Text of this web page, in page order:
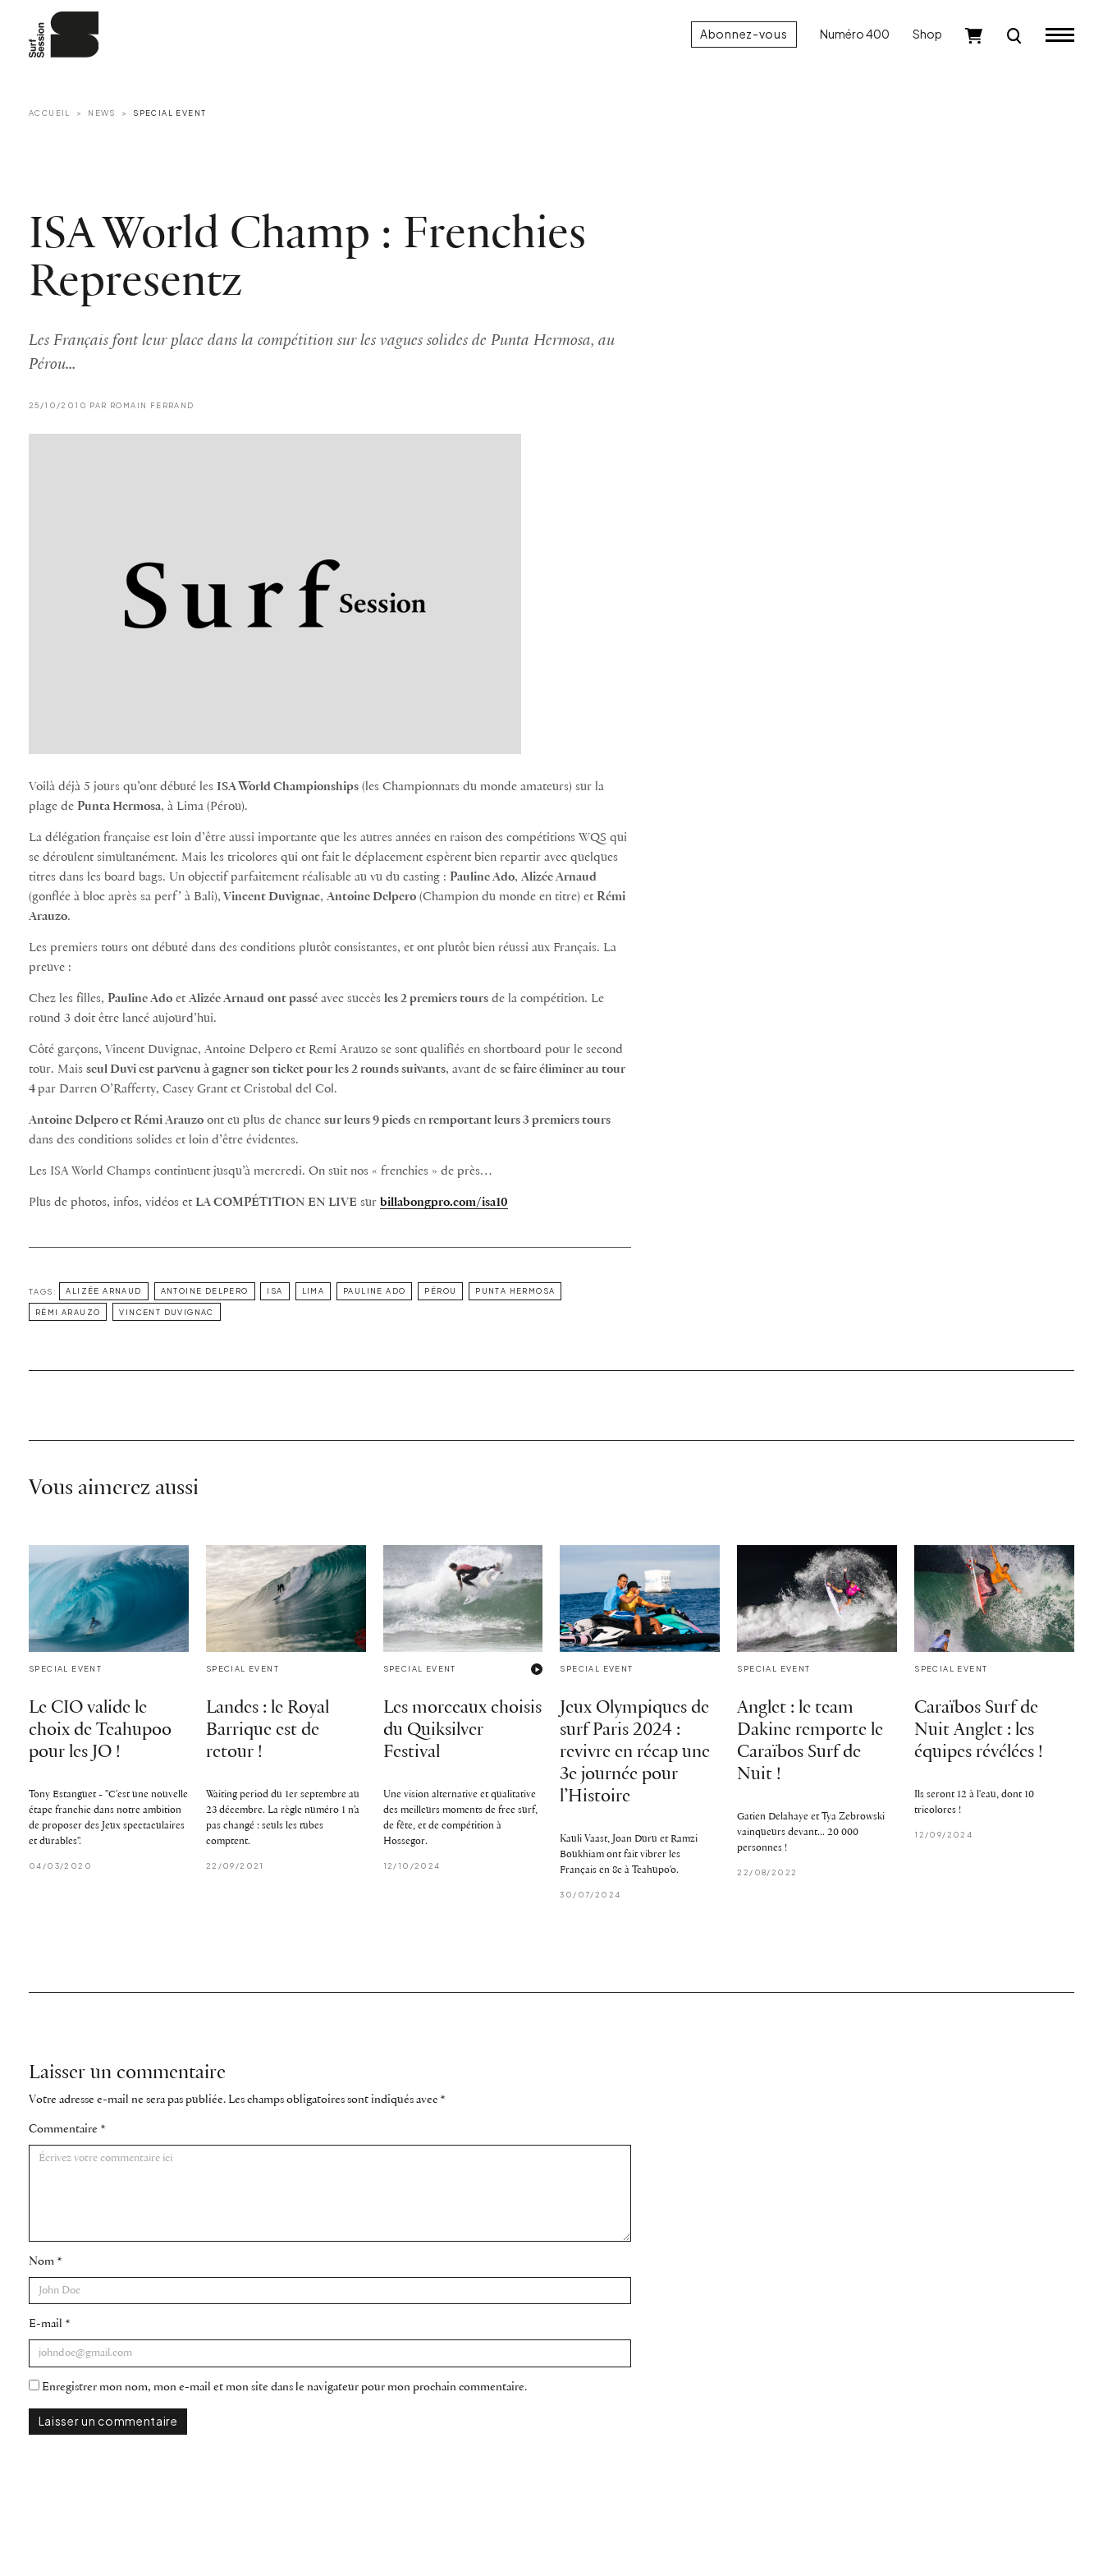
Abonnez-vous Numéro 400 Shop
ACCUEIL NEWS SPECIAL EVENT
ISA World Champ : Frenchies
Representz
Les Français font leur place dans la compétition sur les vagues solides de Punta Hermosa, au
Pérou...
25/10/2010 PAR ROMAIN FERRAND
Voilà déjà 5 jours qu’ont débuté les ISA World Championships (les Championnats du monde amateurs) sur la
plage de Punta Hermosa, à Lima (Pérou).
La délégation française est loin d’être aussi importante que les autres années en raison des compétitions WQS qui
se déroulent simultanément. Mais les tricolores qui ont fait le déplacement espèrent bien repartir avec quelques
titres dans les board bags. Un objectif parfaitement réalisable au vu du casting : Pauline Ado, Alizée Arnaud
(gonflée à bloc après sa perf’ à Bali), Vincent Duvignac, Antoine Delpero (Champion du monde en titre) etRémi
Arauzo.
Les premiers tours ont débuté dans des conditions plutôt consistantes, et ont plutôt bien réussi aux Français. La
preuve :
Chez les filles, Pauline Ado etAlizée Arnaud ont passé avec succès les 2 premiers tours de la compétition. Le
round 3 doit être lancé aujourd’hui.
Côté garçons, Vincent Duvignac, Antoine Delpero et Remi Arauzo se sont qualifiés en shortboard pour le second
tour. Mais seul Duvi est parvenu à gagner son ticket pour les 2 rounds suivants, avant de se faire éliminer au tour
4par Darren O’Rafferty, Casey Grant et Cristobal del Col.
Antoine Delpero et Rémi Arauzo ont eu plus de chance sur leurs 9 pieds enremportant leurs 3 premiers tours
dans des conditions solides et loin d’être évidentes.
Les ISA World Champs continuent jusqu’à mercredi. On suit nos « frenchies » de près…
Plus de photos, infos, vidéos etLA COMPÉTITION EN LIVE sur billabongpro.com/isa10
TAGS: ALIZÉE ARNAUD ANTOINE DELPERO ISA LIMA PAULINE ADO PÉROU PUNTA HERMOSA
RÉMI ARAUZO VINCENT DUVIGNAC
Vous aimerez aussi
SPECIAL EVENT
Le CIO valide le
choix de Teahupoo
pour les JO !
Tony Estanguet - ''C'est une nouvelle
étape franchie dans notre ambition
de proposer des Jeux spectaculaires
et durables''.
04/03/2020
SPECIAL EVENT
Landes : le Royal
Barrique est de
retour !
Waiting period du 1er septembre au
23 décembre. La règle numéro 1 n'a
pas changé : seuls les tubes
comptent.
22/09/2021
SPECIAL EVENT
Les morceaux choisis
du Quiksilver
Festival
Une vision alternative et qualitative
des meilleurs moments de free surf,
de fête, et de compétition à
Hossegor.
12/10/2024
SPECIAL EVENT
Jeux Olympiques de
surf Paris 2024 :
revivre en récap une
3e journée pour
l’Histoire
Kauli Vaast, Joan Duru et Ramzi
Boukhiam ont fait vibrer les
Français en 8e à Teahupo'o.
30/07/2024
SPECIAL EVENT
Anglet : le team
Dakine remporte le
Caraïbos Surf de
Nuit !
Gatien Delahaye et Tya Zebrowski
vainqueurs devant... 20 000
personnes !
22/08/2022
SPECIAL EVENT
Caraïbos Surf de
Nuit Anglet : les
équipes révélées !
Ils seront 12 à l'eau, dont 10
tricolores !
12/09/2024
Laisser un commentaire
Votre adresse e-mail ne sera pas publiée. Les champs obligatoires sont indiqués avec *
Commentaire *
Nom *
E-mail *
Enregistrer mon nom, mon e-mail et mon site dans le navigateur pour mon prochain commentaire.